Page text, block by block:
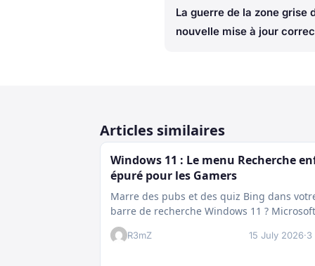
La guerre de la zone grise
nouvelle mise à jour
Articles similaires
Windows 11 : Le menu Recherche
épuré pour les Gamers
Marre des pubs et des quiz Bing dans
barre de recherche Windows 11 ? Microsoft
prépare enfin un nettoyage…
R3mZ 15 July 2026·3